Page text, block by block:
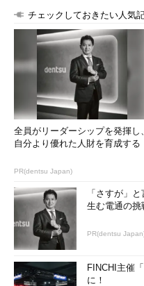
チェックしておきたい人気
全員がリーダーシップを発揮し、
自分より優れた人財を育成する
PR(dentsu Japan)
「さすが」
生む電通の挑
PR(dentsu
FINCHI主催
に！